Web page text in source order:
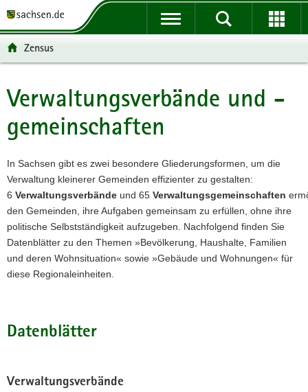
t
ü
e
g
r
e
i
f
e
n
d
a
v
a
t
n
v
g
a
t
i
o
n
p
n
a
t
t
-
e
e
i
c
h
Zensus
Hauptinhalt
Verwaltungsverbände und -
gemeinschaften
In Sachsen gibt es zwei besondere Gliederungsformen, um die
Verwaltung kleinerer Gemeinden effizienter zu gestalten:
6 Verwaltungsverbände und 65 Verwaltungsgemeinschaften
den Gemeinden, ihre Aufgaben gemeinsam zu erfüllen, ohne ihre
politische Selbstständigkeit aufzugeben. Nachfolgend finden Sie
Datenblätter zu den Themen »Bevölkerung, Haushalte, Familien
und deren Wohnsituation« sowie »Gebäude und Wohnungen« für
diese Regionaleinheiten.
Datenblätter
Verwaltungsverbände